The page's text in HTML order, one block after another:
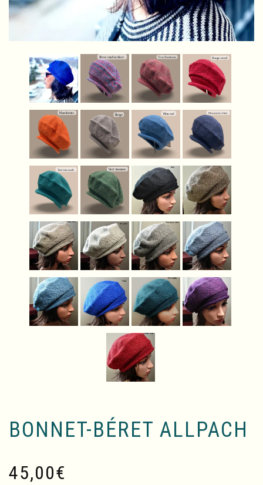
BONNET-BÉRET ALLPACH
45,00€